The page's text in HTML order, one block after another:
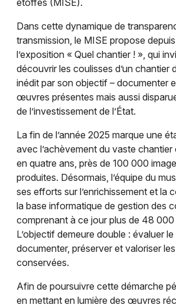
étoffes (MISE).
Dans cette dynamique de
transmission, le MISE propose
l’exposition « Quel chantier ! », qui
découvrir les coulisses d’un chantier
inédit par son objectif – documenter
œuvres présentes mais aussi
de l’investissement de l’État.
La fin de l’année 2025 marque une
avec l’achèvement du vaste chantier
en quatre ans, près de 100 000
produites. Désormais, l’équipe du
ses efforts sur l’enrichissement et la
la base informatique de gestion des
comprenant à ce jour plus de 48
L’objectif demeure double : évaluer
documenter, préserver et valoriser
conservées.
Afin de poursuivre cette démarche
en mettant en lumière des œuvres